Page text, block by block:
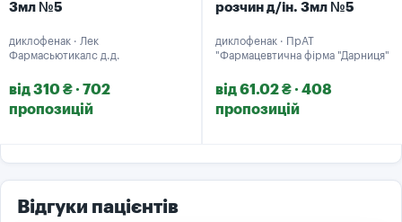
3мл №5
диклофенак · Лек
Фармасьютикалс д.д.
від 310 ₴ · 702
пропозицій
розчин д/ін. 3мл №5
диклофенак · ПрАТ
"Фармацевтична фірма "Дарниця"
від 61.02 ₴ · 408
пропозицій
Відгуки пацієнтів